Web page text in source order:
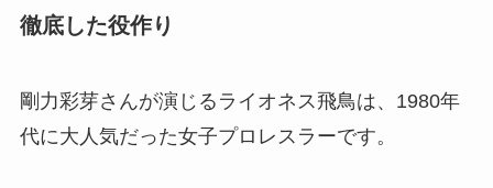
徹底した役作り
剛力彩芽さんが演じるライオネス飛鳥は、1980年
代に大人気だった女子プロレスラーです。